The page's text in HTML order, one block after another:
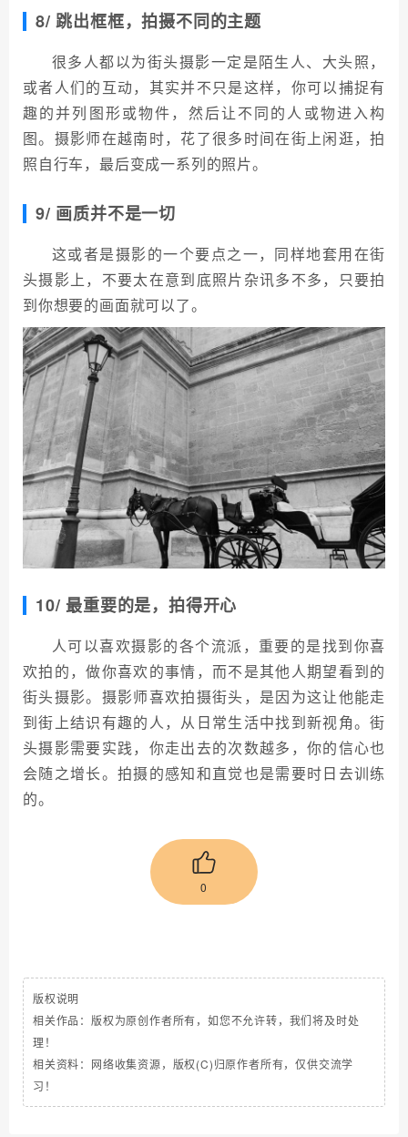
8/ 跳出框框，拍摄不同的主题
很多人都以为街头摄影一定是陌生人、大头照，
或者人们的互动，其实并不只是这样，你可以捕捉有
趣的并列图形或物件，然后让不同的人或物进入构
图。摄影师在越南时，花了很多时间在街上闲逛，拍
照自行车，最后变成一系列的照片。
9/ 画质并不是一切
这或者是摄影的一个要点之一，同样地套用在街
头摄影上，不要太在意到底照片杂讯多不多，只要拍
到你想要的画面就可以了。
10/ 最重要的是，拍得开心
人可以喜欢摄影的各个流派，重要的是找到你喜
欢拍的，做你喜欢的事情，而不是其他人期望看到的
街头摄影。摄影师喜欢拍摄街头，是因为这让他能走
到街上结识有趣的人，从日常生活中找到新视角。街
头摄影需要实践，你走出去的次数越多，你的信心也
会随之增长。拍摄的感知和直觉也是需要时日去训练
的。
0
版权说明
相关作品：版权为原创作者所有，如您不允许转，我们将及时处
理！
相关资料：网络收集资源，版权(C)归原作者所有，仅供交流学
习！